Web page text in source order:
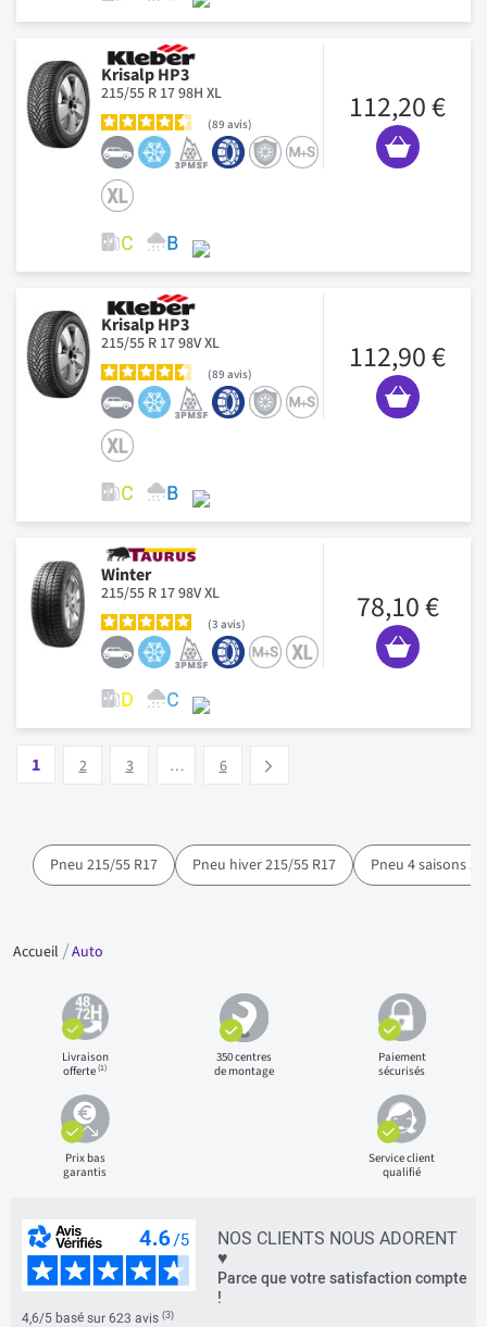
Krisalp HP3
215/55 R 17 98H XL
89 avis 112,20 €
Krisalp HP3
215/55 R 17 98V XL
89 avis 112,90 €
Winter
215/55 R 17 98V XL
3 avis 78,10 €
Vous lisez actuellement la page
1 2 3 … 6
Pneu 215/55 R17 Pneu hiver 215/55 R17 Pneu 4 saisons
Accueil Auto
Livraison
offerte(1)
350 centres
de montage
Paiement
sécurisés
Prix bas
garantis
Service client
qualifié
NOS CLIENTS NOUS ADORENT
♥
Parce que votre satisfaction compte
!
4,6/5 basé sur 623 avis (3)